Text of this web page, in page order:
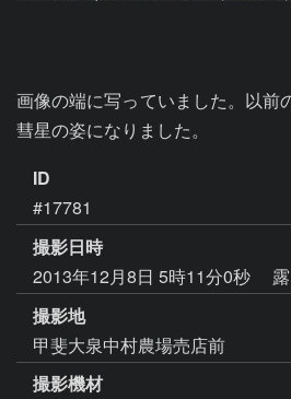
画像の端に写っていました。以前
彗星の姿になりました。
ID
#17781
撮影日時
2013年12月8日 5時11分0秒
撮影地
甲斐大泉中村農場売店前
撮影機材